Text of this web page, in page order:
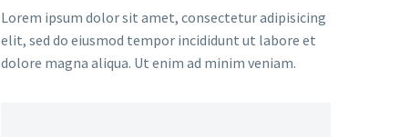
Lorem ipsum dolor sit amet, consectetur adipisicing
elit, sed do eiusmod tempor incididunt ut labore et
dolore magna aliqua. Ut enim ad minim veniam.